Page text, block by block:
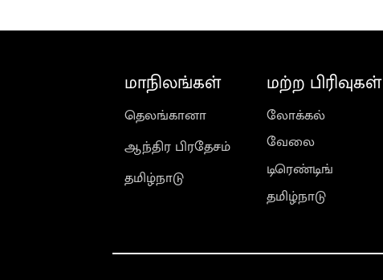
மாநிலங்கள்
தெலங்கானா
ஆந்திர பிரதேசம்
தமிழ்நாடு
மற்ற பிரிவுகள்
லோக்கல்
வேலை
டிரெண்டிங்
தமிழ்நாடு